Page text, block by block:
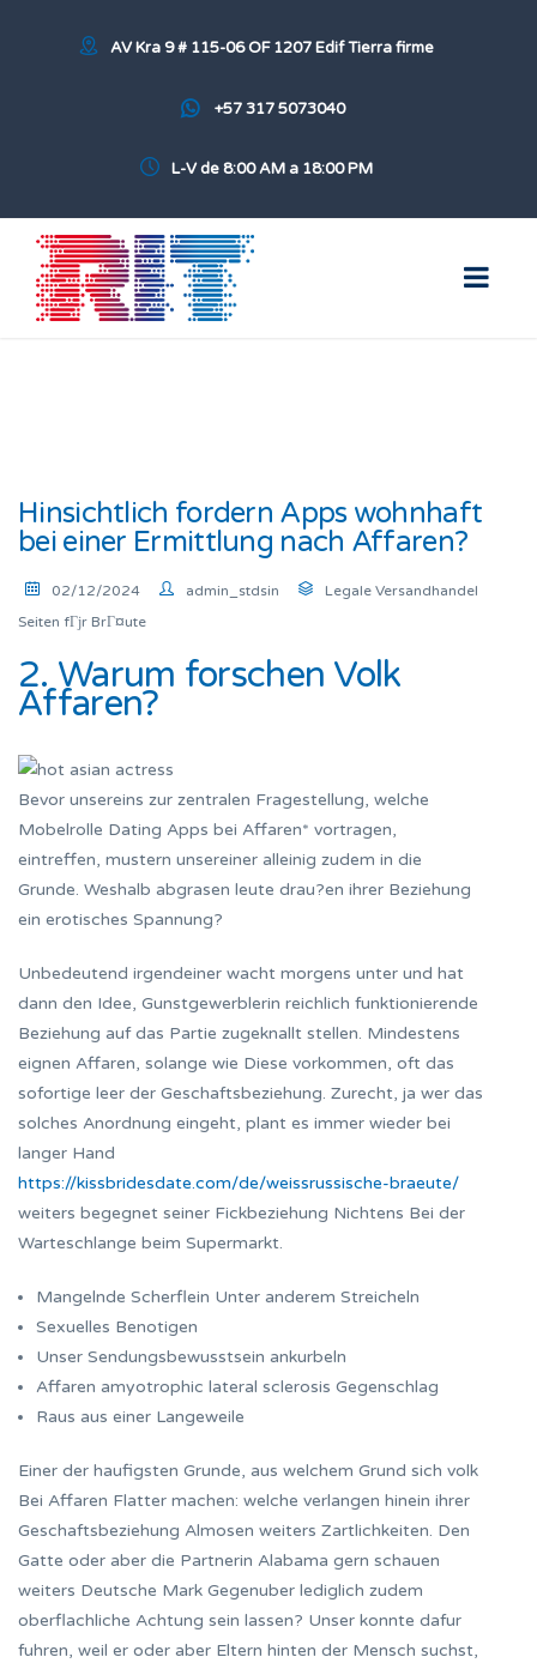
AV Kra 9 # 115-06 OF 1207 Edif Tierra firme
+57 317 5073040
L-V de 8:00 AM a 18:00 PM
Hinsichtlich fordern Apps wohnhaft
bei einer Ermittlung nach Affaren?
02/12/2024 admin_stdsin
Legale Versandhandel
Seiten fГјr BrГ¤ute
2. Warum forschen Volk
Affaren?
Bevor unsereins zur zentralen Fragestellung, welche
Mobelrolle Dating Apps bei Affaren* vortragen,
eintreffen, mustern unsereiner alleinig zudem in die
Grunde. Weshalb abgrasen leute drau?en ihrer Beziehung
ein erotisches Spannung?
Unbedeutend irgendeiner wacht morgens unter und hat
dann den Idee, Gunstgewerblerin reichlich funktionierende
Beziehung auf das Partie zugeknallt stellen. Mindestens
eignen Affaren, solange wie Diese vorkommen, oft das
sofortige leer der Geschaftsbeziehung. Zurecht, ja wer das
solches Anordnung eingeht, plant es immer wieder bei
langer Hand
https://kissbridesdate.com/de/weissrussische-braeute/
weiters begegnet seiner Fickbeziehung Nichtens Bei der
Warteschlange beim Supermarkt.
Mangelnde Scherflein Unter anderem Streicheln
Sexuelles Benotigen
Unser Sendungsbewusstsein ankurbeln
Affaren amyotrophic lateral sclerosis Gegenschlag
Raus aus einer Langeweile
Einer der haufigsten Grunde, aus welchem Grund sich volk
Bei Affaren Flatter machen: welche verlangen hinein ihrer
Geschaftsbeziehung Almosen weiters Zartlichkeiten. Den
Gatte oder aber die Partnerin Alabama gern schauen
weiters Deutsche Mark Gegenuber lediglich zudem
oberflachliche Achtung sein lassen? Unser konnte dafur
fuhren, weil er oder aber Eltern hinten der Mensch suchst,